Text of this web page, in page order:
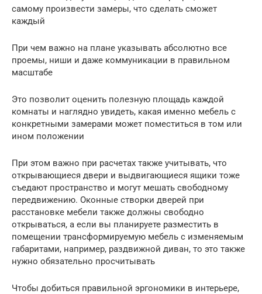
самому произвести замеры, что сделать сможет
каждый
При чем важно на плане указывать абсолютно все
проемы, ниши и даже коммуникации в правильном
масштабе
Это позволит оценить полезную площадь каждой
комнаты и наглядно увидеть, какая именно мебель с
конкретными замерами может поместиться в том или
ином положении
При этом важно при расчетах также учитывать, что
открывающиеся двери и выдвигающиеся ящики тоже
съедают пространство и могут мешать свободному
передвижению. Оконные створки дверей при
расстановке мебели также должны свободно
открываться, а если вы планируете разместить в
помещении трансформируемую мебель с изменяемым
габаритами, например, раздвижной диван, то это также
нужно обязательно просчитывать
Чтобы добиться правильной эргономики в интерьере,